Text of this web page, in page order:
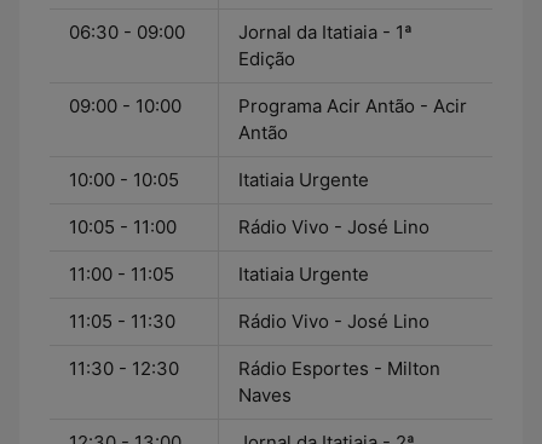
06:30 - 09:00
Jornal da Itatiaia - 1ª
Edição
09:00 - 10:00
Programa Acir Antão - Acir
Antão
10:00 - 10:05 Itatiaia Urgente
10:05 - 11:00 Rádio Vivo - José Lino
11:00 - 11:05 Itatiaia Urgente
11:05 - 11:30 Rádio Vivo - José Lino
11:30 - 12:30
Rádio Esportes - Milton
Naves